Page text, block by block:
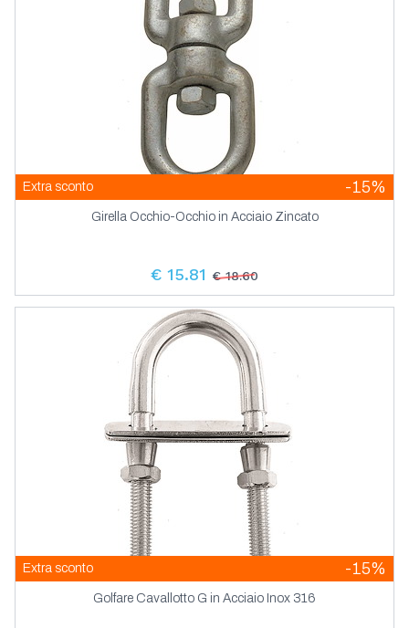
Extra sconto -15%
Girella Occhio-Occhio in Acciaio Zincato
€ 15.81 € 18.60
Extra sconto -15%
Golfare Cavallotto G in Acciaio Inox 316